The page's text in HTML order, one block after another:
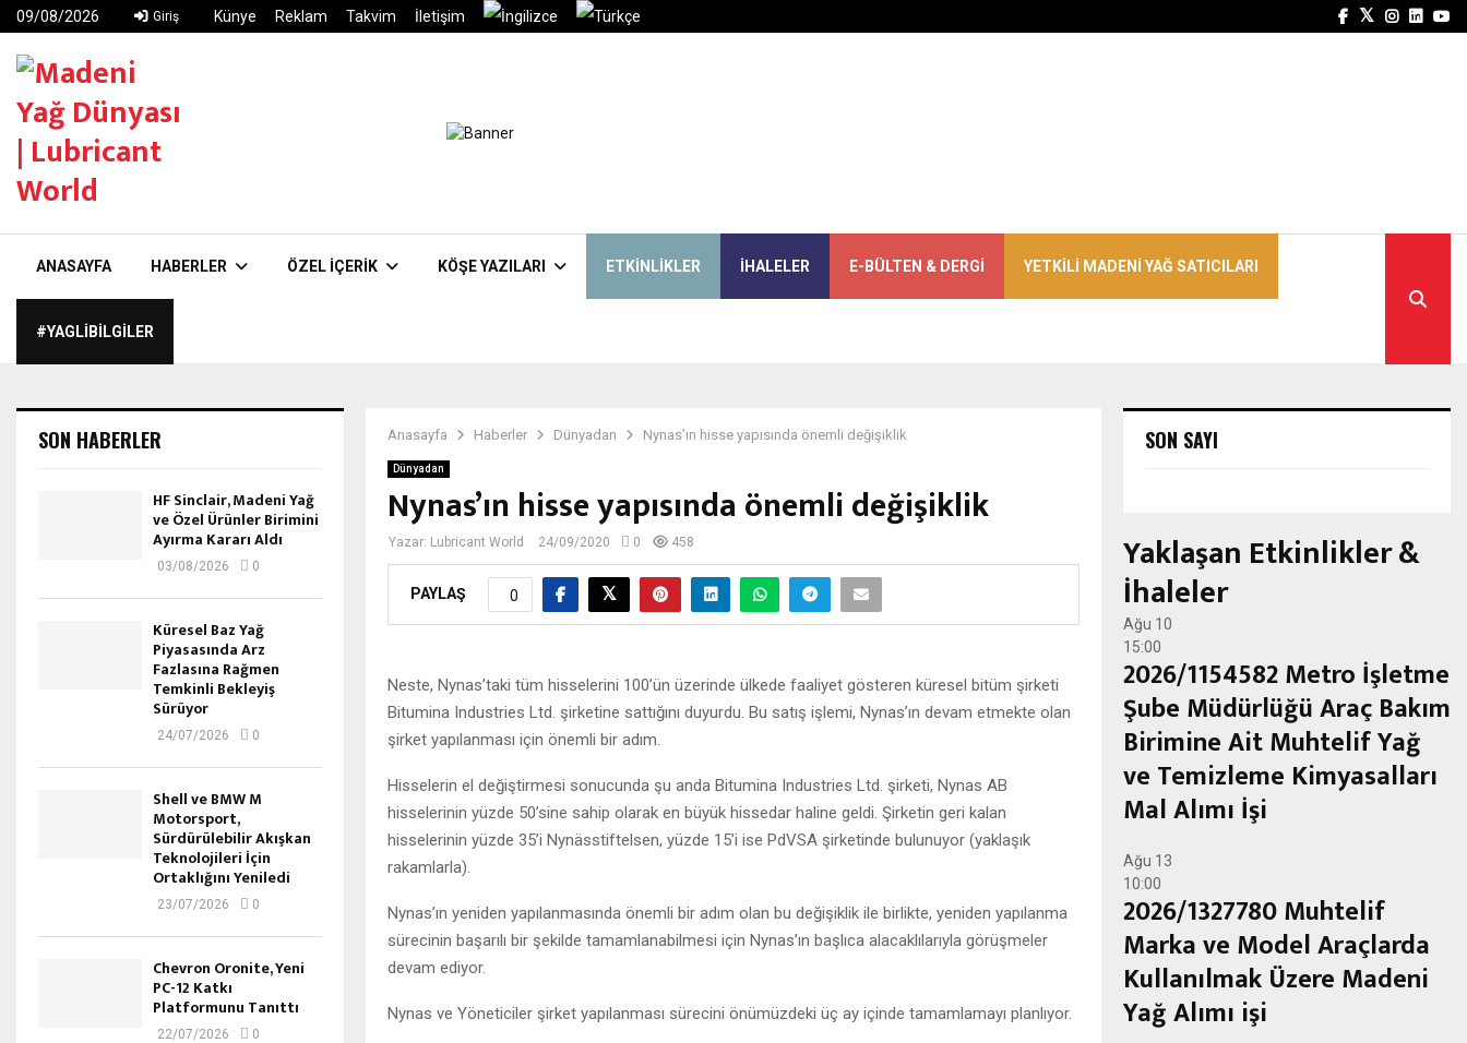
09/08/2026 Giriş Künye Reklam Takvim İletişim Facebook
Twitter
Instagram
ANASAYFA HABERLER ÖZEL İÇERIK KÖŞE YAZILARI ETKINLIKLER İHALELER E-BÜLTEN & DERGI YETKILI MADENI YAĞ SATICILARI
#YAGLIBILGILER
Anasayfa Haberler Dünyadan Nynas’ın hisse yapısında önemli değişiklik
Dünyadan
Nynas’ın hisse yapısında önemli değişiklik
Yazar: Lubricant World 24/09/2020 0 458
PAYLAŞ 0
Neste, Nynas’taki tüm hisselerini 100’ün üzerinde ülkede faaliyet gösteren küresel bitüm şirketi
Bitumina Industries Ltd. şirketine sattığını duyurdu. Bu satış işlemi, Nynas’ın devam etmekte olan
şirket yapılanması için önemli bir adım.
Hisselerin el değiştirmesi sonucunda şu anda Bitumina Industries Ltd. şirketi, Nynas AB
hisselerinin yüzde 50’sine sahip olarak en büyük hissedar haline geldi. Şirketin geri kalan
hisselerinin yüzde 35’i Nynässtiftelsen, yüzde 15’i ise PdVSA şirketinde bulunuyor (yaklaşık
rakamlarla).
Nynas’ın yeniden yapılanmasında önemli bir adım olan bu değişiklik ile birlikte, yeniden yapılanma
sürecinin başarılı bir şekilde tamamlanabilmesi için Nynas’ın başlıca alacaklılarıyla görüşmeler
devam ediyor.
Nynas ve Yöneticiler şirket yapılanması sürecini önümüzdeki üç ay içinde tamamlamayı planlıyor.
SON HABERLER
HF Sinclair, Madeni Yağ
ve Özel Ürünler Birimini
Ayırma Kararı Aldı
03/08/2026 0
Küresel Baz Yağ
Piyasasında Arz
Fazlasına Rağmen
Temkinli Bekleyiş
Sürüyor
24/07/2026 0
Shell ve BMW M
Motorsport,
Sürdürülebilir Akışkan
Teknolojileri İçin
Ortaklığını Yeniledi
23/07/2026 0
Chevron Oronite, Yeni
PC-12 Katkı
Platformunu Tanıttı
22/07/2026 0
SON SAYI
Yaklaşan Etkinlikler &
İhaleler
Ağu 10
15:00
2026/1154582 Metro İşletme
Şube Müdürlüğü Araç Bakım
Birimine Ait Muhtelif Yağ
ve Temizleme Kimyasalları
Mal Alımı İşi
Ağu 13
10:00
2026/1327780 Muhtelif
Marka ve Model Araçlarda
Kullanılmak Üzere Madeni
Yağ Alımı işi